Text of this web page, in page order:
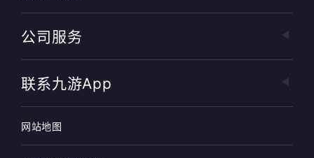
公司服务
联系九游app
网站地图